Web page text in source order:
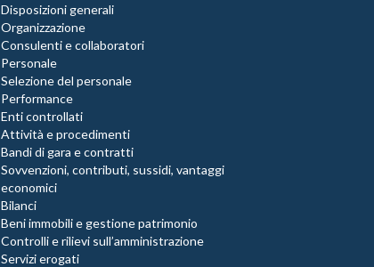
Disposizioni generali
Organizzazione
Consulenti e collaboratori
Personale
Selezione del personale
Performance
Enti controllati
Attività e procedimenti
Bandi di gara e contratti
Sovvenzioni, contributi, sussidi, vantaggi
economici
Bilanci
Beni immobili e gestione patrimonio
Controlli e rilievi sull’amministrazione
Servizi erogati